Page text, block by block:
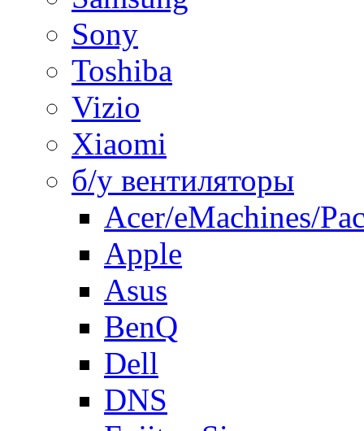
Sony
Toshiba
Vizio
Xiaomi
б/у вентиляторы
Acer/eMachines/
Apple
Asus
BenQ
Dell
DNS